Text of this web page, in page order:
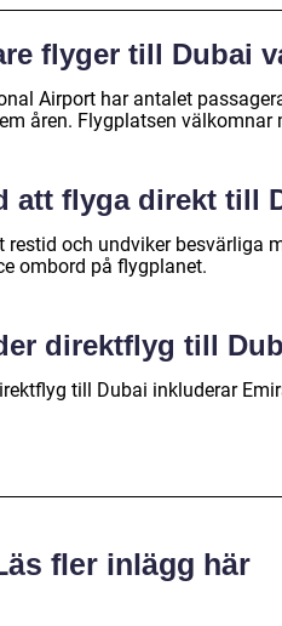
flyger till Dubai
Airport har antalet
åren. Flygplatsen välkomnar
att flyga direkt till
och undviker besvärliga
ombord på flygplanet.
direktflyg till
till Dubai inkluderar
fler inlägg här